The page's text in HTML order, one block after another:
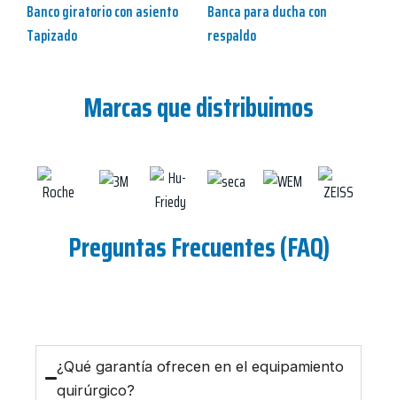
Banco giratorio con asiento
Tapizado
Banca para ducha con
respaldo
Marcas que distribuimos
Preguntas Frecuentes (FAQ)
¿Qué garantía ofrecen en el equipamiento
quirúrgico?